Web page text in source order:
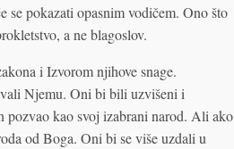
se pokazati opasnim vodičem. Ono što
a ne blagoslov.
i Izvorom njihove snage.
Njemu. Oni bi bili uzvišeni i
kao svoj izabrani narod. Ali ako
od Boga. Oni bi se više uzdali u